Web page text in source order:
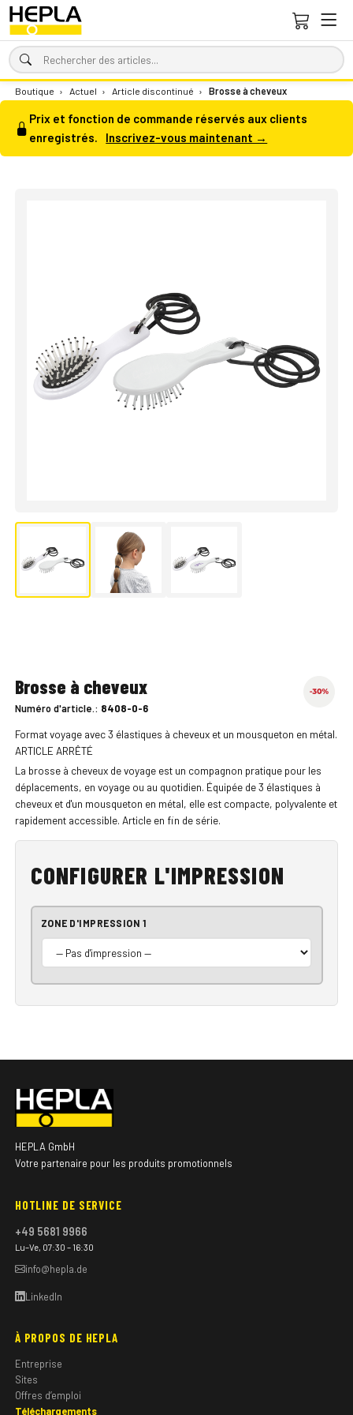
Boutique › Actuel › Article discontinué › Brosse à cheveux
Prix et fonction de commande réservés aux clients
enregistrés.
Inscrivez-vous maintenant →
Brosse à cheveux
Numéro d'article.: 8408-0-6
Format voyage avec 3 élastiques à cheveux et un mousqueton en métal.
ARTICLE ARRÊTÉ
La brosse à cheveux de voyage est un compagnon pratique pour les
déplacements, en voyage ou au quotidien. Équipée de 3 élastiques à
cheveux et d'un mousqueton en métal, elle est compacte, polyvalente et
rapidement accessible. Article en fin de série.
CONFIGURER L'IMPRESSION
ZONE D'IMPRESSION 1
HEPLA GmbH
Votre partenaire pour les produits promotionnels
HOTLINE DE SERVICE
+49 5681 9966
Lu–Ve, 07:30 – 16:30
info@hepla.de
LinkedIn
À PROPOS DE HEPLA
Entreprise
Sites
Offres d’emploi
Téléchargements